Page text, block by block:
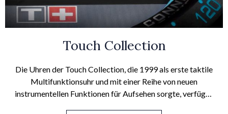
Touch Collection
Die Uhren der Touch Collection, die 1999 als erste taktile
Multifunktionsuhr und mit einer Reihe von neuen
instrumentellen Funktionen für Aufsehen sorgte, verfügen